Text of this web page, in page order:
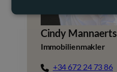
Cindy Mannaerts
Immobilienmakler
+34 672 24 73 86